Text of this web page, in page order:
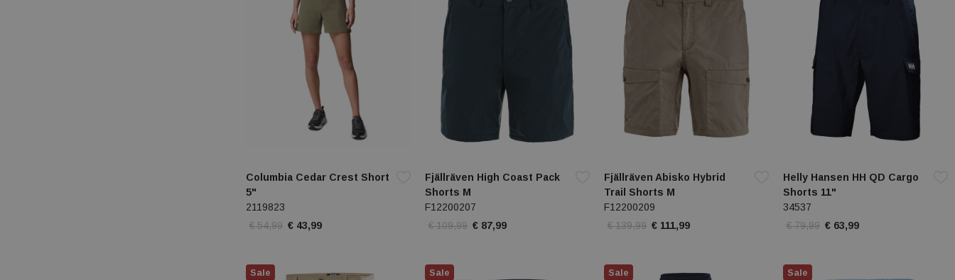
Columbia Cedar Crest Short
5"
2119823
€ 54,99 € 43,99
Fjällräven High Coast Pack
Shorts M
F12200207
€ 109,99 € 87,99
Fjällräven Abisko Hybrid
Trail Shorts M
F12200209
€ 139,99 € 111,99
Helly Hansen HH QD Cargo
Shorts 11"
34537
€ 79,99 € 63,99
Sale Sale Sale Sale